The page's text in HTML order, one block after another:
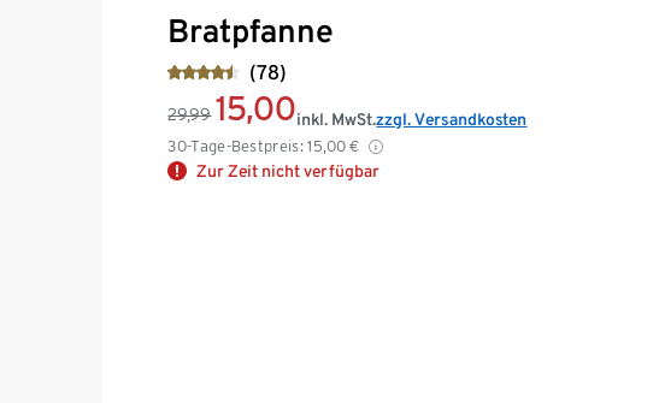
Bratpfanne
(78)
29,99 15,00
30-Tage-Bestpreis: 15,00 €
inkl. MwSt.zzgl. Versandkosten
Zur Zeit nicht verfügbar